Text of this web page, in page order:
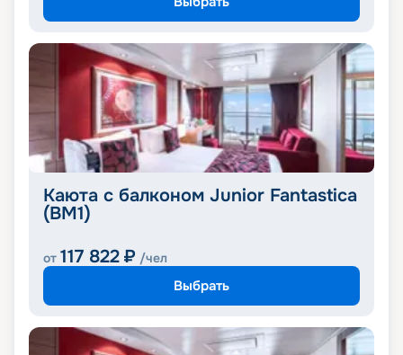
Каюта с балконом Junior Fantastica
(BM1)
от 117 822 ₽ /чел
Выбрать